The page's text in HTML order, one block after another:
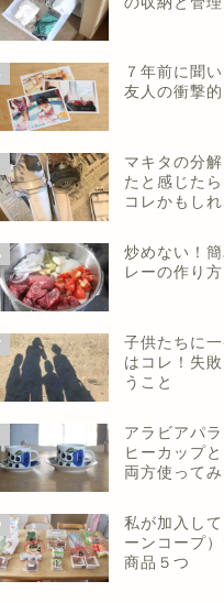
７年前に聞
友人の衝撃
マキタの分
たと感じた
コレかもしれ
炒めない！
レーの作り方
子供たちに
はコレ！失
うこと
アラビアパ
ヒーカップ
両方使ってみ
私が加入し
ーンコープ
商品５つ